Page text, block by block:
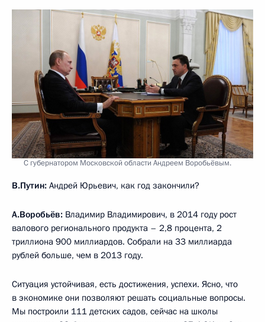
С губернатором Московской области Андреем Воробьёвым.
В.Путин: Андрей Юрьевич, как год закончили?
А.Воробьёв: Владимир Владимирович, в 2014 году рост
валового регионального продукта – 2,8 процента, 2
триллиона 900 миллиардов. Собрали на 33 миллиарда
рублей больше, чем в 2013 году.
Ситуация устойчивая, есть достижения, успехи. Ясно, что
в экономике они позволяют решать социальные вопросы.
Мы построили 111 детских садов, сейчас на школы